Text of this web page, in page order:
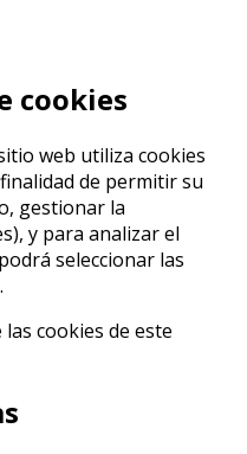
cookies
web utiliza cookies
de permitir su
gestionar la
y para analizar el
seleccionar las
cookies de este